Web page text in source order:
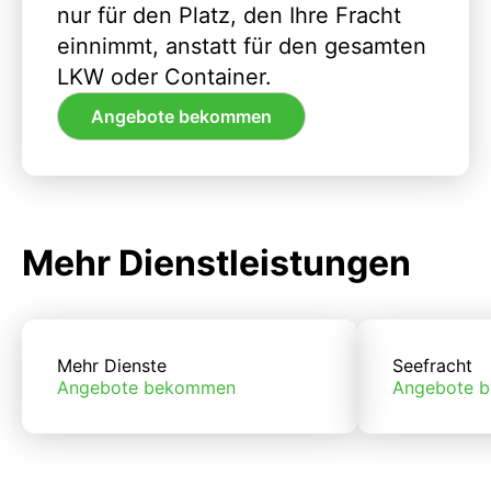
nur für den Platz, den Ihre Fracht
einnimmt, anstatt für den gesamten
LKW oder Container.
Angebote bekommen
Mehr Dienstleistungen
Mehr Dienste
Angebote bekommen
Seefracht
Angebote